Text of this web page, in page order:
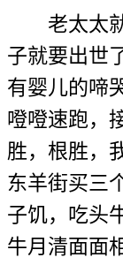
老太太
子就要出世
有婴儿的啼
噔噔速跑，
胜，根胜，
东羊街买三
子饥，吃头
牛月清面面